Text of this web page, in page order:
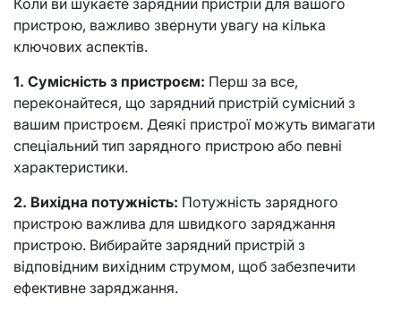
пристрою, важливо звернути увагу на кілька
ключових аспектів.
1. Сумісність з пристроєм: Перш за все,
переконайтеся, що зарядний пристрій сумісний з
вашим пристроєм. Деякі пристрої можуть вимагати
спеціальний тип зарядного пристрою або певні
характеристики.
2. Вихідна потужність: Потужність зарядного
пристрою важлива для швидкого заряджання
пристрою. Вибирайте зарядний пристрій з
відповідним вихідним струмом, щоб забезпечити
ефективне заряджання.